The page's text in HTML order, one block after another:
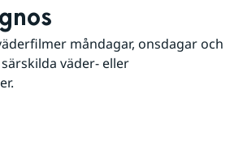
måndagar, onsdagar och
väder- eller